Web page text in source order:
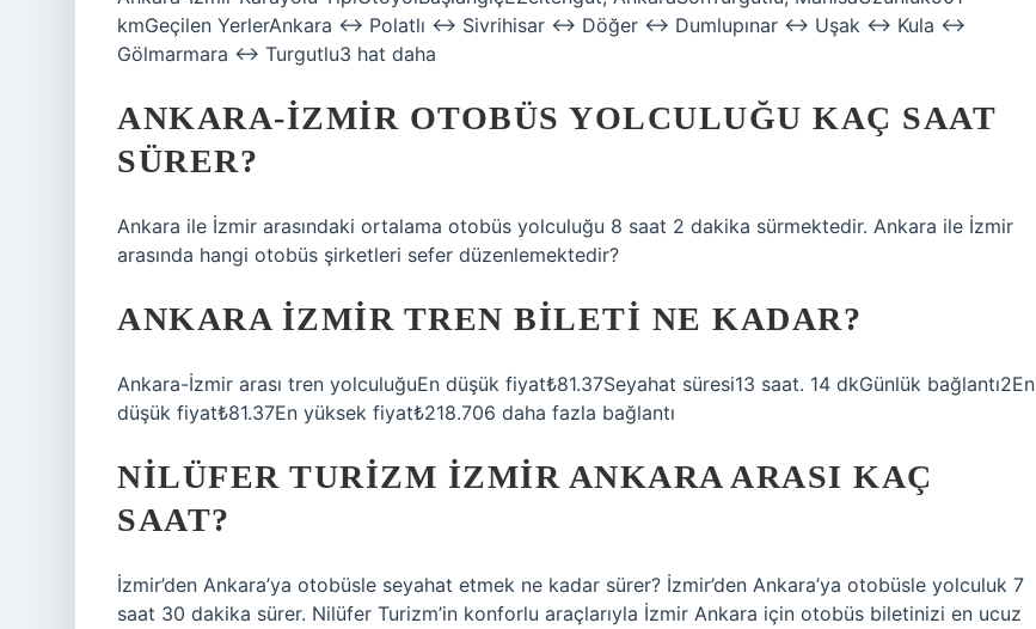
kmGeçilen YerlerAnkara ↔ Polatlı ↔ Sivrihisar ↔ Döğer ↔ Dumlupınar ↔ Uşak ↔ Kula ↔
Gölmarmara ↔ Turgutlu3 hat daha
ANKARA-İZMIR OTOBÜS YOLCULUĞU KAÇ SAAT
SÜRER?
Ankara ile İzmir arasındaki ortalama otobüs yolculuğu 8 saat 2 dakika sürmektedir. Ankara ile İzmir
arasında hangi otobüs şirketleri sefer düzenlemektedir?
ANKARA İZMIR TREN BILETI NE KADAR?
Ankara-İzmir arası tren yolculuğuEn düşük fiyat₺81.37Seyahat süresi13 saat. 14 dkGünlük bağlantı2En
düşük fiyat₺81.37En yüksek fiyat₺218.706 daha fazla bağlantı
NILÜFER TURIZM İZMIR ANKARA ARASI KAÇ
SAAT?
İzmir’den Ankara’ya otobüsle seyahat etmek ne kadar sürer? İzmir’den Ankara’ya otobüsle yolculuk 7
saat 30 dakika sürer. Nilüfer Turizm’in konforlu araçlarıyla İzmir Ankara için otobüs biletinizi en ucuz